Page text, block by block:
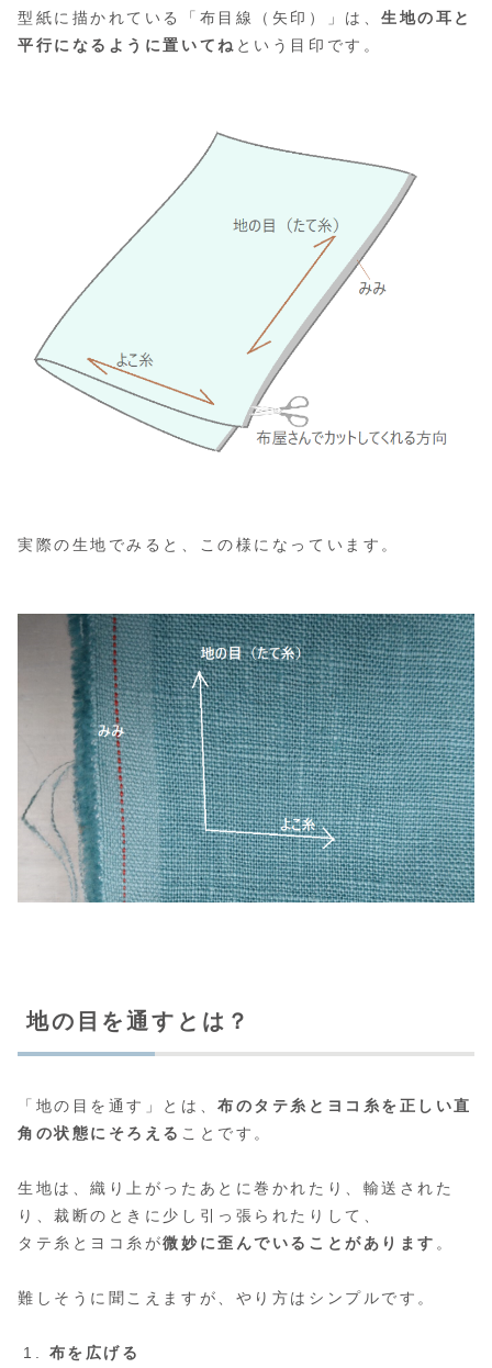
型紙に描かれている「布目線（矢印）」は、生地の耳と
平行になるように置いてね という目印です。
実際の生地でみると、この様になっています。
地の目を通すとは？
「地の目を通す」とは、布のタテ糸とヨコ糸を正しい直
角の状態にそろえる ことです。
生地は、織り上がったあとに巻かれたり、輸送された
り、裁断のときに少し引っ張られたりして、
タテ糸とヨコ糸が微妙に歪んでいることがあります 。
難しそうに聞こえますが、やり方はシンプルです。
布を広げる